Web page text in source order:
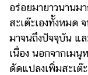
อร่อยมายาวนานม
สะเต๊ะเองทั้งหมด
มาจนถึงปัจจุบัน แ
เนื่อง นอกจากเมนู
ดัดแปลงเพิ่มสะเต๊